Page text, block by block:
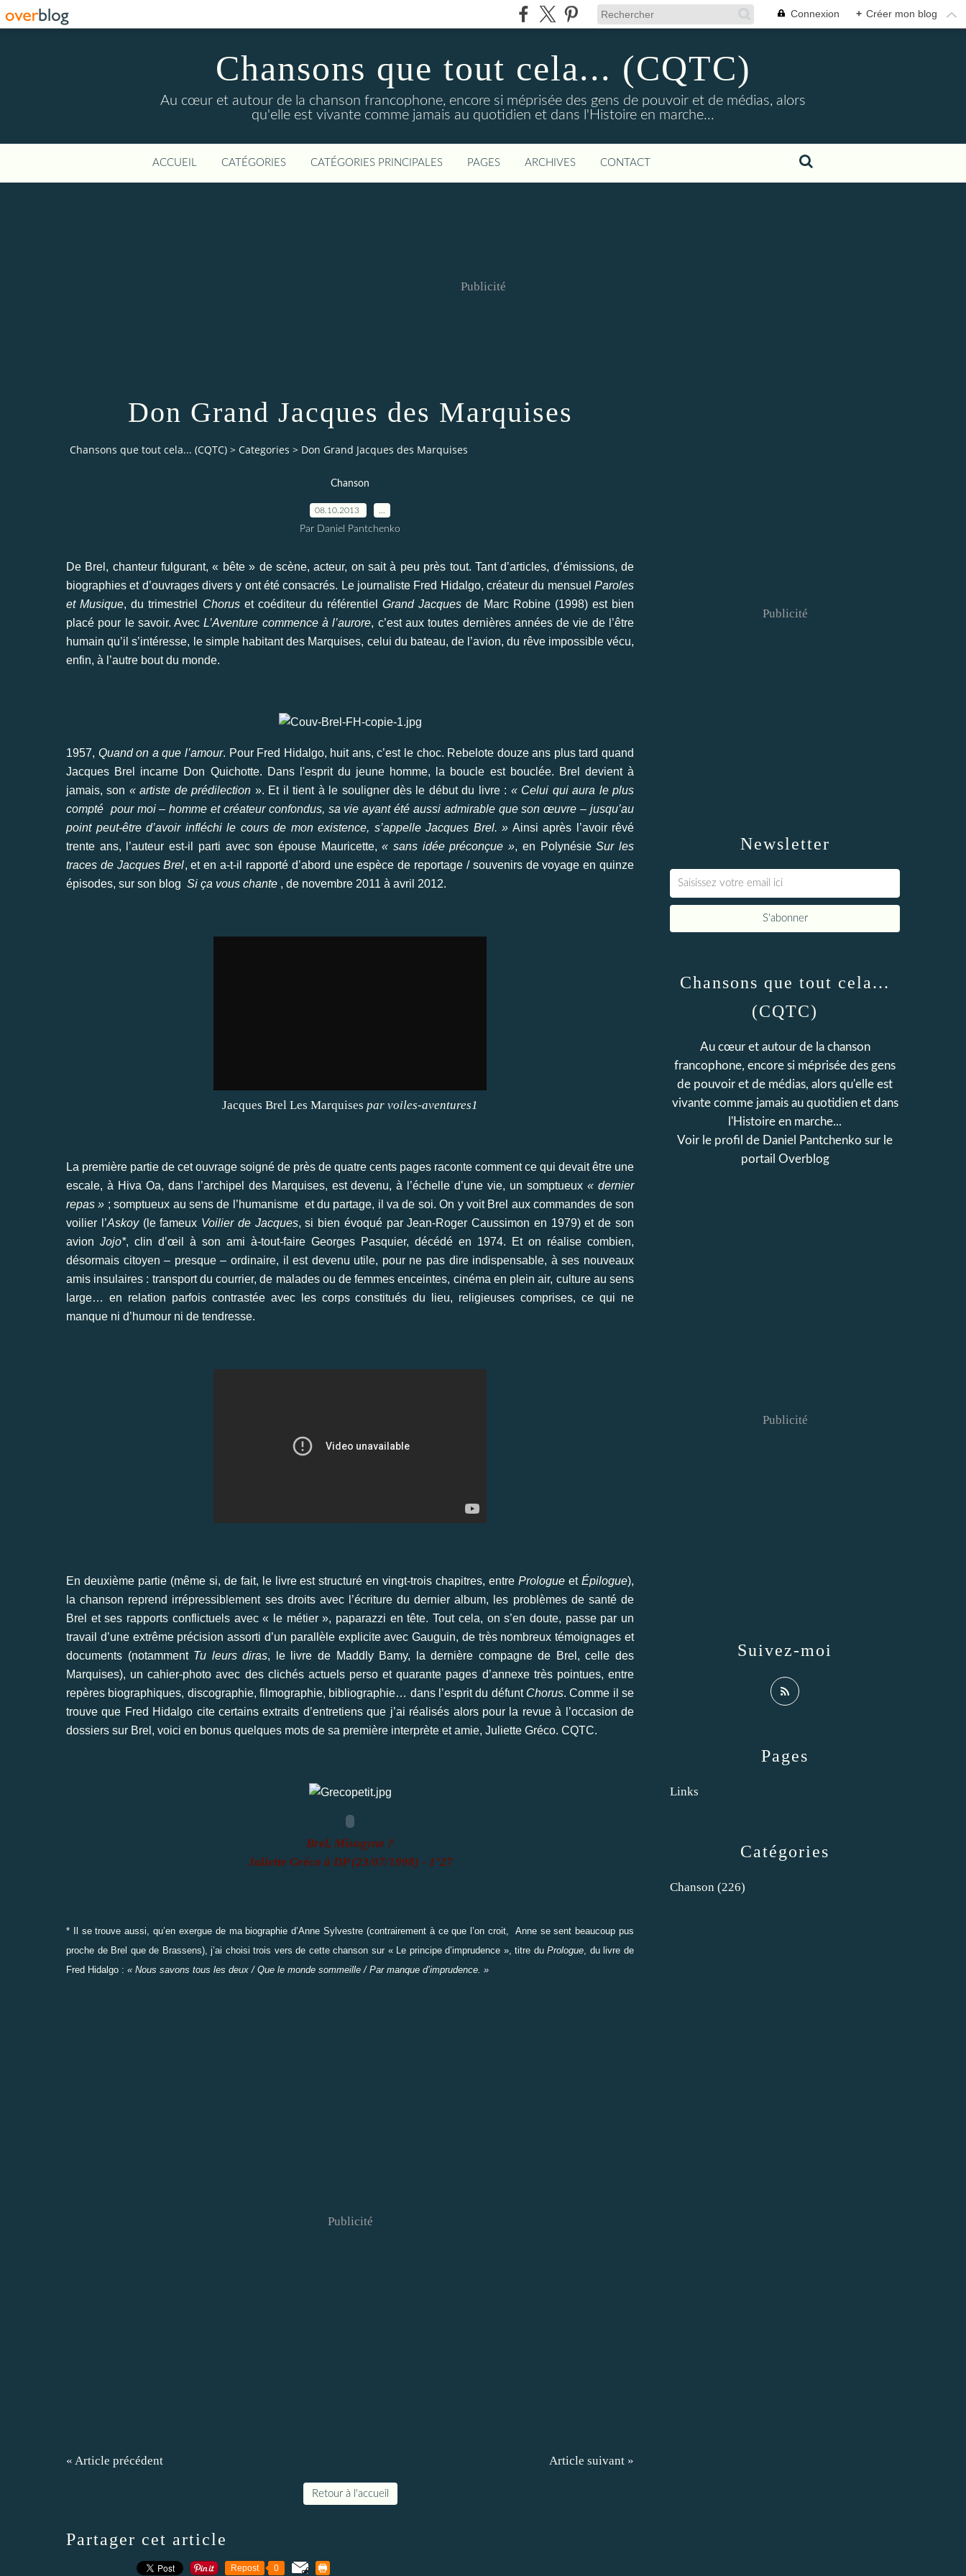
Connexion + Créer mon blog
Chansons que tout cela... (CQTC)
Au cœur et autour de la chanson francophone, encore si méprisée des gens de pouvoir et de médias, alors
qu'elle est vivante comme jamais au quotidien et dans l'Histoire en marche...
ACCUEIL CATÉGORIES CATÉGORIES PRINCIPALES PAGES ARCHIVES CONTACT
Publicité
Don Grand Jacques des Marquises
Chansons que tout cela... (CQTC) > Categories > Don Grand Jacques des Marquises
Chanson
08.10.2013
Par Daniel Pantchenko
De Brel, chanteur fulgurant, « bête » de scène, acteur, on sait à peu près tout. Tant d’articles, d’émissions, de
biographies et d’ouvrages divers y ont été consacrés. Le journaliste Fred Hidalgo, créateur du mensuel Paroles
et Musique, du trimestriel Chorus et coéditeur du référentiel Grand Jacques de Marc Robine (1998) est bien
placé pour le savoir. Avec L’Aventure commence à l’aurore, c’est aux toutes dernières années de vie de l’être
humain qu’il s’intéresse, le simple habitant des Marquises, celui du bateau, de l’avion, du rêve impossible vécu,
enfin, à l’autre bout du monde.
1957, Quand on a que l’amour. Pour Fred Hidalgo, huit ans, c’est le choc. Rebelote douze ans plus tard quand
Jacques Brel incarne Don Quichotte. Dans l'esprit du jeune homme, la boucle est bouclée. Brel devient à
jamais, son « artiste de prédilection ». Et il tient à le souligner dès le début du livre : « Celui qui aura le plus
compté pour moi – homme et créateur confondus, sa vie ayant été aussi admirable que son œuvre – jusqu’au
point peut-être d’avoir infléchi le cours de mon existence, s’appelle Jacques Brel. » Ainsi après l’avoir rêvé
trente ans, l’auteur est-il parti avec son épouse Mauricette, « sans idée préconçue », en Polynésie Sur les
traces de Jacques Brel, et en a-t-il rapporté d’abord une espèce de reportage / souvenirs de voyage en quinze
épisodes, sur son blog Si ça vous chante , de novembre 2011 à avril 2012.
Jacques Brel Les Marquises par voiles-aventures1
La première partie de cet ouvrage soigné de près de quatre cents pages raconte comment ce qui devait être une
escale, à Hiva Oa, dans l’archipel des Marquises, est devenu, à l’échelle d’une vie, un somptueux« dernier
repas » ; somptueux au sens de l’humanisme et du partage, il va de soi. On y voit Brel aux commandes de son
voilier l’Askoy (le fameux Voilier de Jacques, si bien évoqué par Jean-Roger Caussimon en 1979) et de son
avion Jojo*, clin d’œil à son ami à-tout-faire Georges Pasquier, décédé en 1974. Et on réalise combien,
désormais citoyen – presque – ordinaire, il est devenu utile, pour ne pas dire indispensable, à ses nouveaux
amis insulaires : transport du courrier, de malades ou de femmes enceintes, cinéma en plein air, culture au sens
large… en relation parfois contrastée avec les corps constitués du lieu, religieuses comprises, ce qui ne
manque ni d’humour ni de tendresse.
En deuxième partie (même si, de fait, le livre est structuré en vingt-trois chapitres, entrePrologue et Épilogue),
la chanson reprend irrépressiblement ses droits avec l’écriture du dernier album, les problèmes de santé de
Brel et ses rapports conflictuels avec « le métier », paparazzi en tête. Tout cela, on s’en doute, passe par un
travail d’une extrême précision assorti d’un parallèle explicite avec Gauguin, de très nombreux témoignages et
documents (notamment Tu leurs diras, le livre de Maddly Bamy, la dernière compagne de Brel, celle des
Marquises), un cahier-photo avec des clichés actuels perso et quarante pages d’annexe très pointues, entre
repères biographiques, discographie, filmographie, bibliographie… dans l’esprit du défunt Chorus. Comme il se
trouve que Fred Hidalgo cite certains extraits d’entretiens que j’ai réalisés alors pour la revue à l’occasion de
dossiers sur Brel, voici en bonus quelques mots de sa première interprète et amie, Juliette Gréco. CQTC.
Brel, Misogyne ?
Juliette Gréco à DP (23/07/1998) - 1’27
* Il se trouve aussi, qu’en exergue de ma biographie d’Anne Sylvestre (contrairement à ce que l’on croit, Anne se sent beaucoup pus
proche de Brel que de Brassens), j’ai choisi trois vers de cette chanson sur « Le principe d’imprudence », titre duPrologue , du livre de
Fred Hidalgo : « Nous savons tous les deux / Que le monde sommeille / Par manque d’imprudence. »
Publicité
« Article précédent Article suivant »
Retour à l'accueil
Partager cet article
Repost 0
Newsletter
Publicité
Catégories
Chanson (226)
Pages
Links
Chansons que tout cela...
(CQTC)
Au cœur et autour de la chanson
francophone, encore si méprisée des gens
de pouvoir et de médias, alors qu'elle est
vivante comme jamais au quotidien et dans
l'Histoire en marche...
Voir le profil de Daniel Pantchenko sur le
portail Overblog
Suivez-moi
Publicité